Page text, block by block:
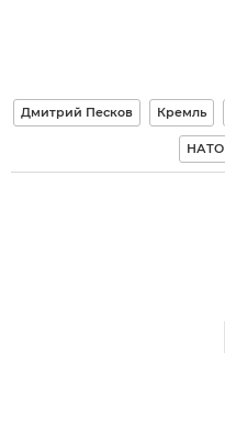
Дмитрий Песков Кремль
НАТО